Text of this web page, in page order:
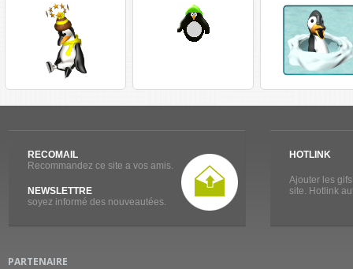
RECOMAIL
Recommandez ce site a vos amis.
NEWSLETTRE
soyez informé des nouveautées.
HOTLINK
Ajouter les
site. Hotlink
PARTENAIRE